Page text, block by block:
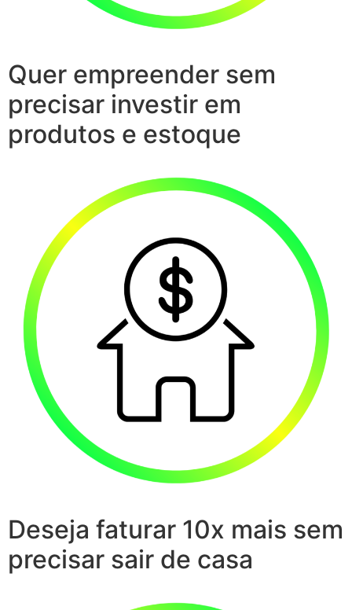
Quer empreender sem
precisar investir em
produtos e estoque
Deseja faturar 10x mais sem
precisar sair de casa